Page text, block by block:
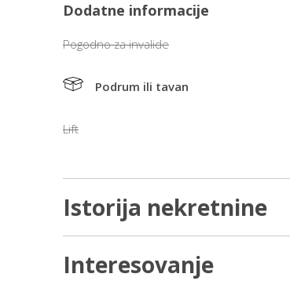
Dodatne informacije
Pogodno za invalide
Podrum ili tavan
Lift
Istorija nekretnine
Interesovanje